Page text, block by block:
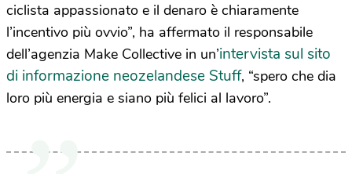
ciclista appassionato e il denaro è chiaramente
l’incentivo più ovvio”, ha affermato il responsabile
dell’agenzia Make Collective in un’intervista sul sito
di informazione neozelandese Stuff, “spero che dia
loro più energia e siano più felici al lavoro”.